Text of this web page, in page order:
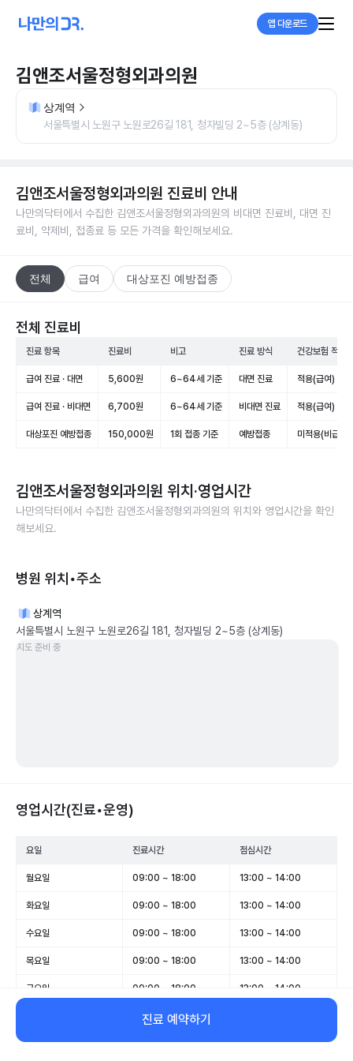
앱 다운로드
김앤조서울정형외과의원
상계역
서울특별시 노원구 노원로26길 181, 청자빌딩 2~5층 (상계동)
김앤조서울정형외과의원 진료비 안내
나만의닥터에서 수집한 김앤조서울정형외과의원의 비대면 진료비, 대면 진
료비, 약제비, 접종료 등 모든 가격을 확인해보세요.
전체 급여 대상포진 예방접종
전체 진료비
진료 항목 진료비 비고 진료 방식 건강보험 적용
급여 진료 · 대면 5,600원 6~64세 기준 대면 진료 적용(급여)
급여 진료 · 비대면 6,700원 6~64세 기준 비대면 진료 적용(급여)
대상포진 예방접종 150,000원 1회 접종 기준 예방접종 미적용(비급여)
김앤조서울정형외과의원 위치·영업시간
나만의닥터에서 수집한 김앤조서울정형외과의원의 위치와 영업시간을 확인
해보세요.
병원 위치•주소
상계역
서울특별시 노원구 노원로26길 181, 청자빌딩 2~5층 (상계동)
지도 준비 중
영업시간(진료•운영)
요일 진료시간 점심시간
월요일 09:00 ~ 18:00 13:00 ~ 14:00
화요일 09:00 ~ 18:00 13:00 ~ 14:00
수요일 09:00 ~ 18:00 13:00 ~ 14:00
목요일 09:00 ~ 18:00 13:00 ~ 14:00
금요일 09:00 ~ 18:00 13:00 ~ 14:00
09:00 ~ 12:30
일요일 휴무 -
진료 예약하기